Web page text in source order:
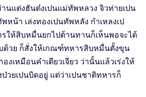
นแต่งฮันต๋งเปนแม่ทัพหลวง จิวท่ายเปน
หน้า เล่งทองเปนทัพหลัง กำเหลงเป
ห้สิบหมื่นยกไปต้านทานก็เห็นพอจะได้
ด้วย ก็สั่งให้เกณฑ์ทหารสิบหมื่นตั้งขุน
งเหมือนคำเตียวเจียว ว่านั้นแล้วเร่งให้
วยเปนบิดอยู่ แต่ว่าเปนชาติทหารก็